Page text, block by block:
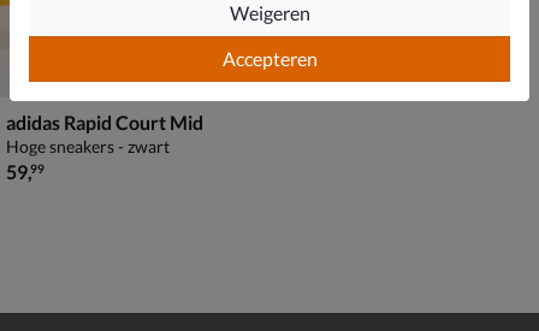
adidas Rapid Court Mid
Hoge sneakers - zwart
€ 59,99
59,99
Accepteren
Weigeren